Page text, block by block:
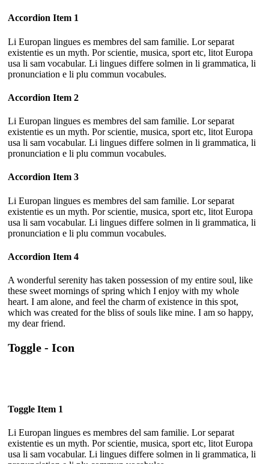
Accordion Item 1
Li Europan lingues es membres del sam familie. Lor separat
existentie es un myth. Por scientie, musica, sport etc, litot Europa
usa li sam vocabular. Li lingues differe solmen in li grammatica, li
pronunciation e li plu commun vocabules.
Accordion Item 2
Li Europan lingues es membres del sam familie. Lor separat
existentie es un myth. Por scientie, musica, sport etc, litot Europa
usa li sam vocabular. Li lingues differe solmen in li grammatica, li
pronunciation e li plu commun vocabules.
Accordion Item 3
Li Europan lingues es membres del sam familie. Lor separat
existentie es un myth. Por scientie, musica, sport etc, litot Europa
usa li sam vocabular. Li lingues differe solmen in li grammatica, li
pronunciation e li plu commun vocabules.
Accordion Item 4
A wonderful serenity has taken possession of my entire soul, like
these sweet mornings of spring which I enjoy with my whole
heart. I am alone, and feel the charm of existence in this spot,
which was created for the bliss of souls like mine. I am so happy,
my dear friend.
Toggle - Icon
Toggle Item 1
Li Europan lingues es membres del sam familie. Lor separat
existentie es un myth. Por scientie, musica, sport etc, litot Europa
usa li sam vocabular. Li lingues differe solmen in li grammatica, li